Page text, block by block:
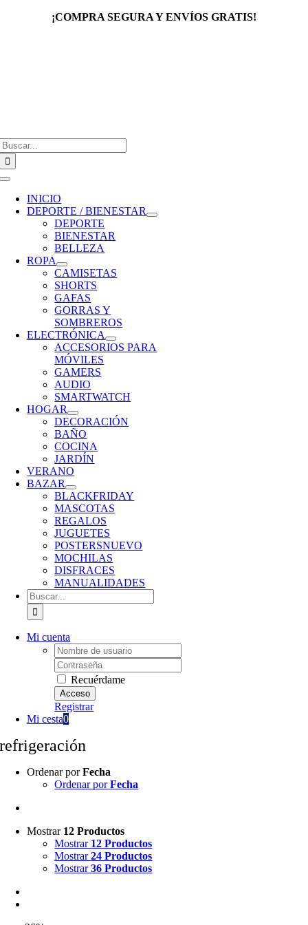
¡COMPRA SEGURA Y ENVÍOS GRATIS!
Toggle
Navigation
INICIO
DEPORTE / BIENESTAR
DEPORTE
BIENESTAR
BELLEZA
ROPA
CAMISETAS
SHORTS
GAFAS
GORRAS Y
SOMBREROS
ELECTRÓNICA
ACCESORIOS PARA
MÓVILES
GAMERS
AUDIO
SMARTWATCH
HOGAR
DECORACIÓN
BAÑO
COCINA
JARDÍN
VERANO
BAZAR
BLACKFRIDAY
MASCOTAS
REGALOS
JUGUETES
POSTERSNUEVO
MOCHILAS
DISFRACES
MANUALIDADES
Buscar:
Mi cuenta
Username:
Password:
Recuérdame
Registrar
Mi cesta0
refrigeración
Ordenar porFecha
Ordenar porFecha
Mostrar 12 Productos
Mostrar 12 Productos
Mostrar24 Productos
Mostrar36 Productos